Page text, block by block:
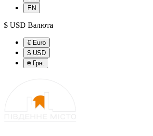
EN
$ USD Валюта
€ Euro
$ USD
₴ Грн.